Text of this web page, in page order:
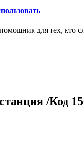
для тех, кто
/Код